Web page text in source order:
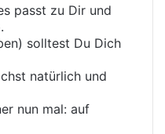
passt zu Dir und
solltest Du Dich
natürlich und
nun mal: auf